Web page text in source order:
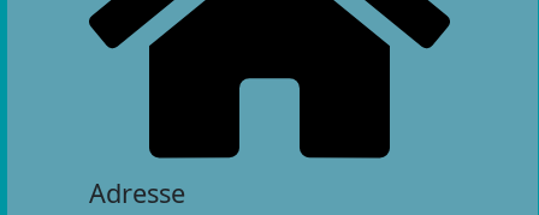
Adresse